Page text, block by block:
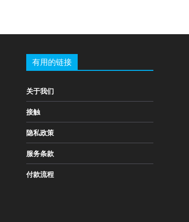
有用的链接
关于我们
接触
隐私政策
服务条款
付款流程